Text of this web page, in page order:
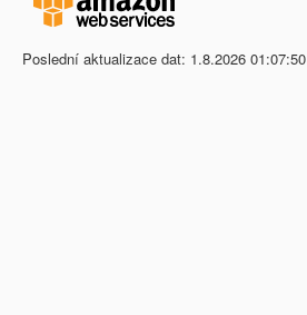
Poslední aktualizace dat: 1.8.2026 01:07:50